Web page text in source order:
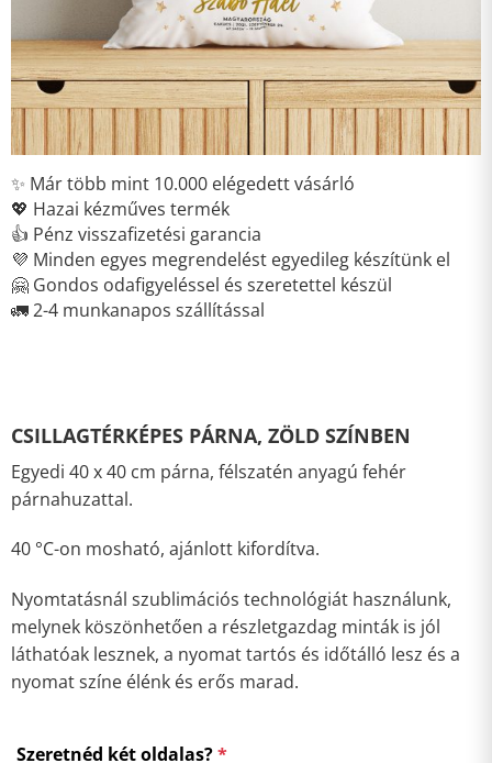
✨ Már több mint 10.000 elégedett vásárló
💖 Hazai kézműves termék
👍 Pénz visszafizetési garancia
💜 Minden egyes megrendelést egyedileg készítünk el
🤗 Gondos odafigyeléssel és szeretettel készül
🚛 2-4 munkanapos szállítással
CSILLAGTÉRKÉPES PÁRNA, ZÖLD SZÍNBEN
Egyedi 40 x 40 cm párna, félszatén anyagú fehér
párnahuzattal.
40 °C-on mosható, ajánlott kifordítva.
Nyomtatásnál szublimációs technológiát használunk,
melynek köszönhetően a részletgazdag minták is jól
láthatóak lesznek, a nyomat tartós és időtálló lesz és a
nyomat színe élénk és erős marad.
Szeretnéd két oldalas?*